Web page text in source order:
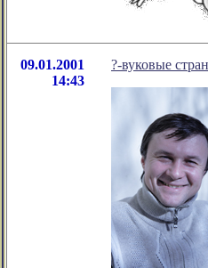
09.01.2001
14:43
?-вуковые